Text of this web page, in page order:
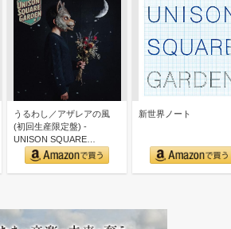
うるわし／アザレアの風
(初回生産限定盤) -
UNISON SQUARE
GARDEN (特典な…
新世界ノート